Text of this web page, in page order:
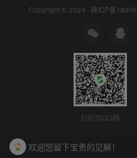
Copyright © 2024 · 陕ICP备
扫码加QQ群
欢迎您留下宝贵的见解！